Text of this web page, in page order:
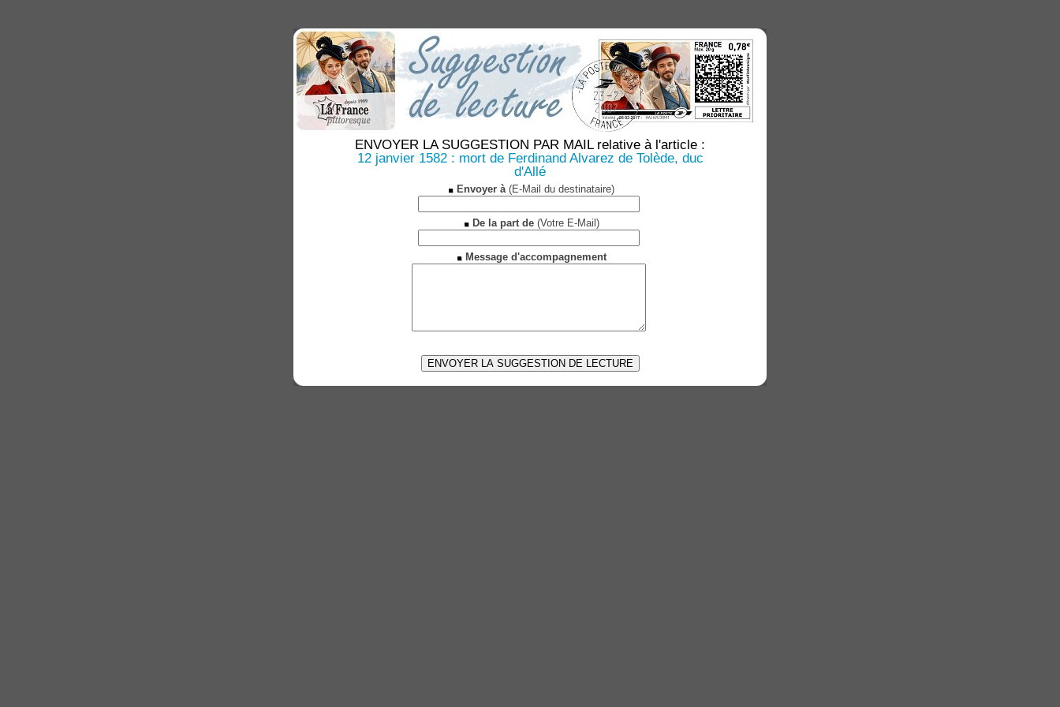
ENVOYER LA SUGGESTION PAR MAIL relative à l'article :
12 janvier 1582 : mort de Ferdinand Alvarez de Tolède, duc
d'Allé
Envoyer à(E-Mail du destinataire)
De la part de(Votre E-Mail)
Message d'accompagnement